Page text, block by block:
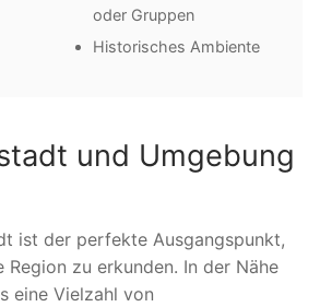
oder Gruppen
Historisches Ambiente
und Umgebung
ist der perfekte Ausgangspunkt,
Region zu erkunden. In der Nähe
eine Vielzahl von